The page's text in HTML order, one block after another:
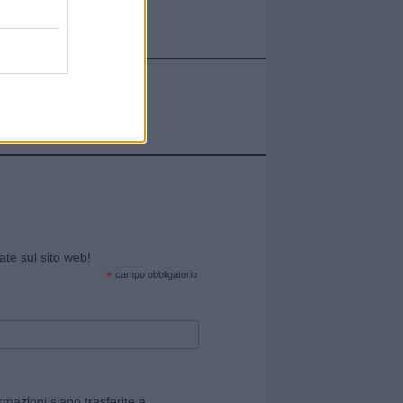
sul sito web!
* campo obbligatorio